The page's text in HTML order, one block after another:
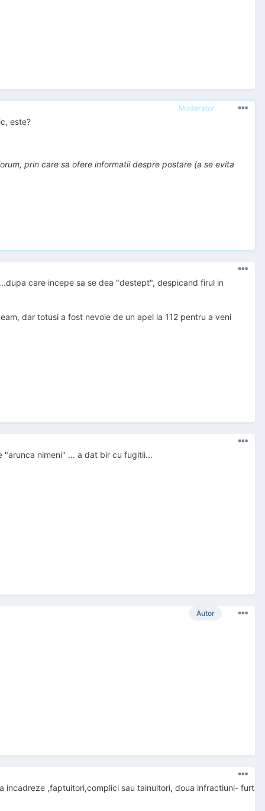
Moderator
este?
prin care sa ofere informatii despre postare (a se evita
care incepe sa se dea "destept", despicand firul in
dar totusi a fost nevoie de un apel la 112 pentru a veni
nimeni" ... a dat bir cu fugitii...
Autor
incadreze ,faptuitori,complici sau tainuitori, doua infractiuni- furt